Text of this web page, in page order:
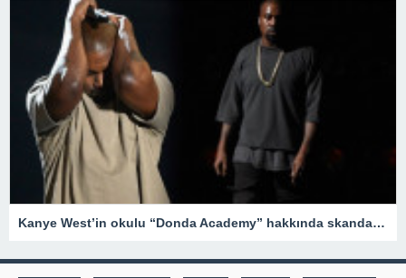
Kanye West’in okulu “Donda Academy” hakkında skandal iddialar – Son Dakika Magazin Haberleri